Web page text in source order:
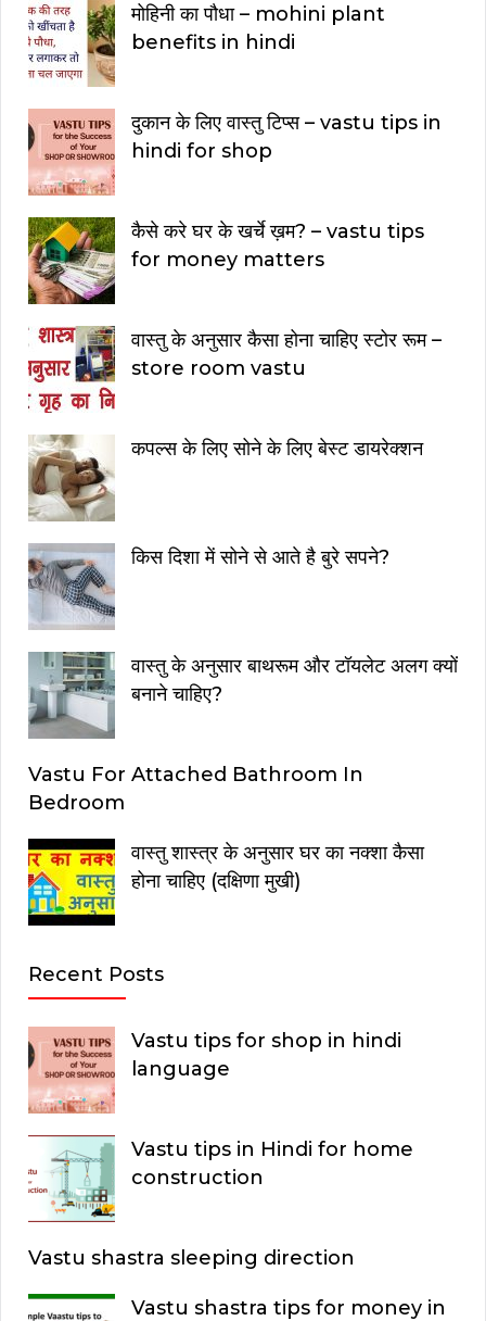
मोहिनी का पौधा – mohini plant
benefits in hindi
दुकान के लिए वास्तु टिप्स – vastu tips in
hindi for shop
कैसे करे घर के खर्चे ख़म? – vastu tips
for money matters
वास्तु के अनुसार कैसा होना चाहिए स्टोर रूम –
store room vastu
कपल्स के लिए सोने के लिए बेस्ट डायरेक्शन
किस दिशा में सोने से आते है बुरे सपने?
वास्तु के अनुसार बाथरूम और टॉयलेट अलग क्यों
बनाने चाहिए?
Vastu For Attached Bathroom In
Bedroom
वास्तु शास्त्र के अनुसार घर का नक्शा कैसा
होना चाहिए (दक्षिणा मुखी)
Recent Posts
Vastu tips for shop in hindi
language
Vastu tips in Hindi for home
construction
Vastu shastra sleeping direction
Vastu shastra tips for money in